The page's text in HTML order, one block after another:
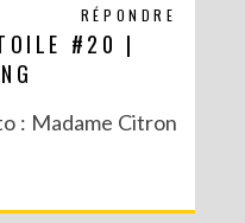
RÉPONDRE
#20 |
: Madame Citron